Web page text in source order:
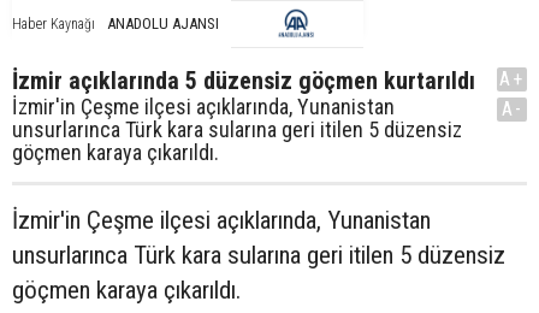
Haber Kaynağı ANADOLU AJANSI
İzmir açıklarında 5 düzensiz göçmen kurtarıldı
İzmir'in Çeşme ilçesi açıklarında, Yunanistan
unsurlarınca Türk kara sularına geri itilen 5 düzensiz
göçmen karaya çıkarıldı.
A+
A-
İzmir'in Çeşme ilçesi açıklarında, Yunanistan
unsurlarınca Türk kara sularına geri itilen 5 düzensiz
göçmen karaya çıkarıldı.